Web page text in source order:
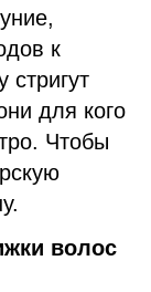
к
для кого
Чтобы
волос